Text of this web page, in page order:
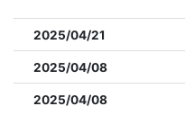
2025/04/21
2025/04/08
2025/04/08